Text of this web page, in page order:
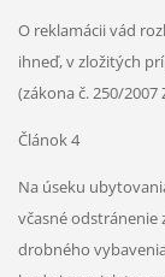
O reklamácii vád
ihneď, v zložitých
(zákona č. 250/
Článok 4
Na úseku
včasné odstránenie
drobného